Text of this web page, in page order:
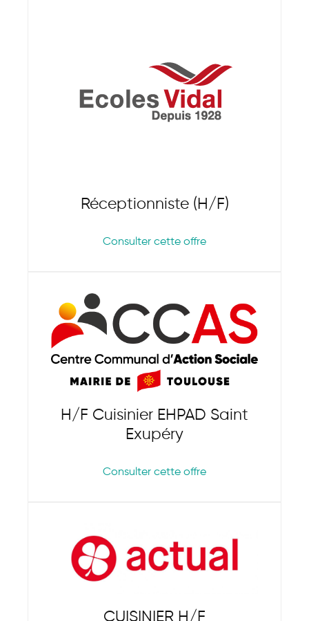
Réceptionniste (H/F)
Consulter cette offre
H/F Cuisinier EHPAD Saint
Exupéry
Consulter cette offre
CUISINIER H/F